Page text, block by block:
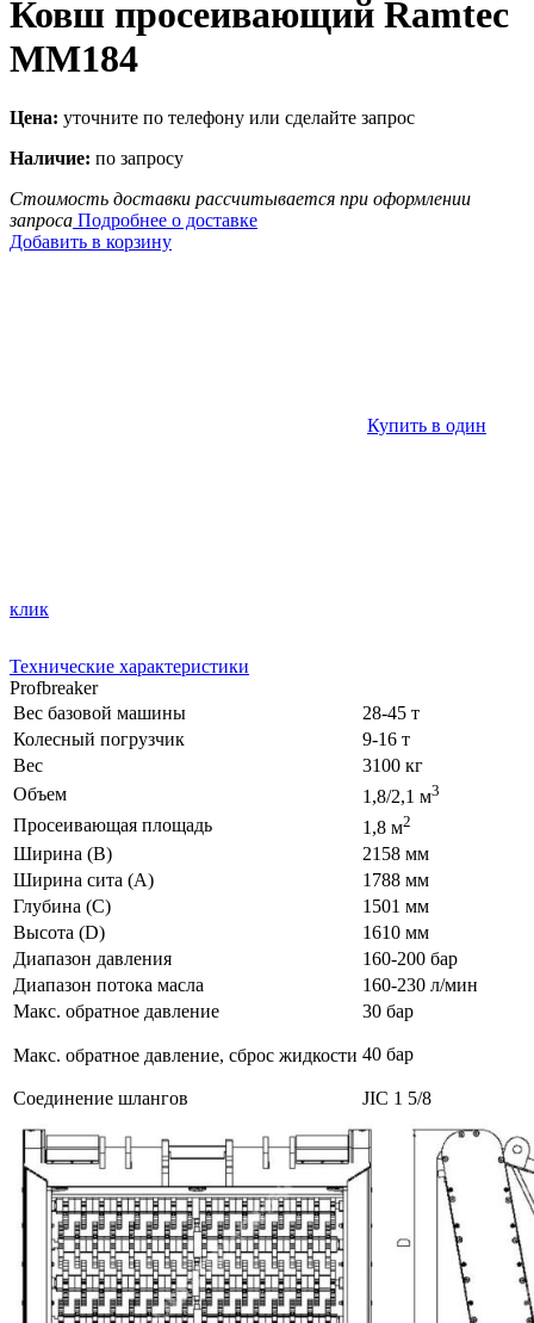
Ковш просеивающий Ramtec
MM184
Цена: уточните по телефону или сделайте запрос
Наличие: по запросу
Стоимость доставки рассчитывается при оформлении
запроса Подробнее о доставке
Добавить в корзину
Купить в один
клик
Технические характеристики
Profbreaker
Вес базовой машины
28-45 т
Колесный погрузчик
9-16 т
Вес
3100 кг
Объем
1,8/2,1 м3
Просеивающая площадь 1,8 м2
Ширина (В)
2158 мм
Ширина сита (А)
1788 мм
Глубина (С)
1501 мм
Высота (D)
1610 мм
Диапазон давления
160-200 бар
Диапазон потока масла
160-230 л/мин
Макс. обратное давление
30 бар
Макс. обратное давление, сброс жидкости 40 бар
Соединение шлангов JIC 1 5/8